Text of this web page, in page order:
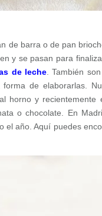
de barra o de pan
y se pasan para
de leche. También
de elaborarlas.
horno y recientemente
o chocolate. En
el año. Aquí puedes